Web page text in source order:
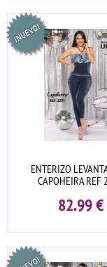
ENTERIZO
CAPOHEIRA REF
82.99€